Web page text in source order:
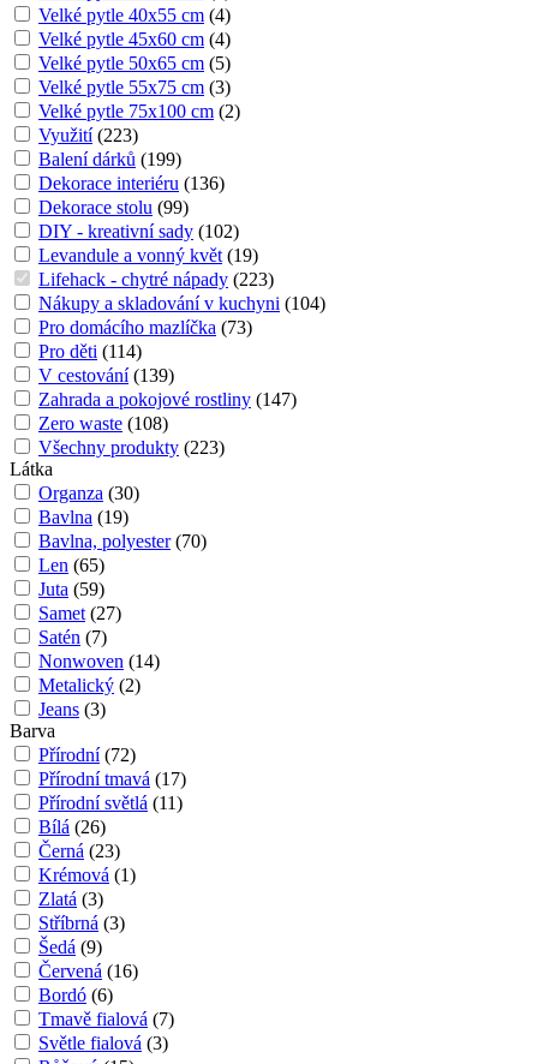
Velké pytle 40x55 cm (4)
Velké pytle 45x60 cm (4)
Velké pytle 50x65 cm (5)
Velké pytle 55x75 cm (3)
Velké pytle 75x100 cm (2)
Využití (223)
Balení dárků (199)
Dekorace interiéru (136)
Dekorace stolu (99)
DIY - kreativní sady (102)
Levandule a vonný květ (19)
Lifehack - chytré nápady (223)
Nákupy a skladování v kuchyni (104)
Pro domácího mazlíčka (73)
Pro děti (114)
V cestování (139)
Zahrada a pokojové rostliny (147)
Zero waste (108)
Všechny produkty (223)
Látka
Organza (30)
Bavlna (19)
Bavlna, polyester (70)
Len (65)
Juta (59)
Samet (27)
Satén (7)
Nonwoven (14)
Metalický (2)
Jeans (3)
Barva
Přírodní (72)
Přírodní tmavá (17)
Přírodní světlá (11)
Bílá (26)
Černá (23)
Krémová (1)
Zlatá (3)
Stříbrná (3)
Šedá (9)
Červená (16)
Bordó (6)
Tmavě fialová (7)
Světle fialová (3)